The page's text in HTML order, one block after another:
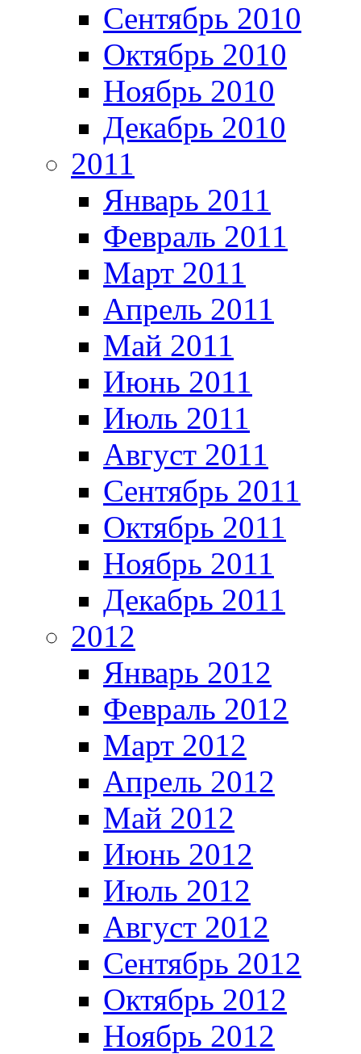
Сентябрь 2010
Октябрь 2010
Ноябрь 2010
Декабрь 2010
2011
Январь 2011
Февраль 2011
Март 2011
Апрель 2011
Май 2011
Июнь 2011
Июль 2011
Август 2011
Сентябрь 2011
Октябрь 2011
Ноябрь 2011
Декабрь 2011
2012
Январь 2012
Февраль 2012
Март 2012
Апрель 2012
Май 2012
Июнь 2012
Июль 2012
Август 2012
Сентябрь 2012
Октябрь 2012
Ноябрь 2012